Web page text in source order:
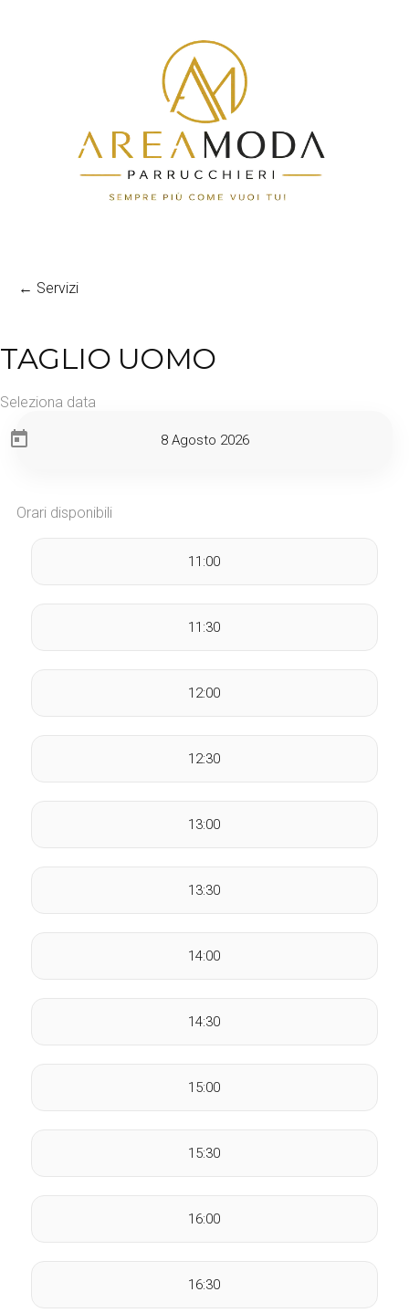
← Servizi
TAGLIO UOMO
Seleziona data
Orari disponibili
11:00
11:30
12:00
12:30
13:00
13:30
14:00
14:30
15:00
15:30
16:00
16:30